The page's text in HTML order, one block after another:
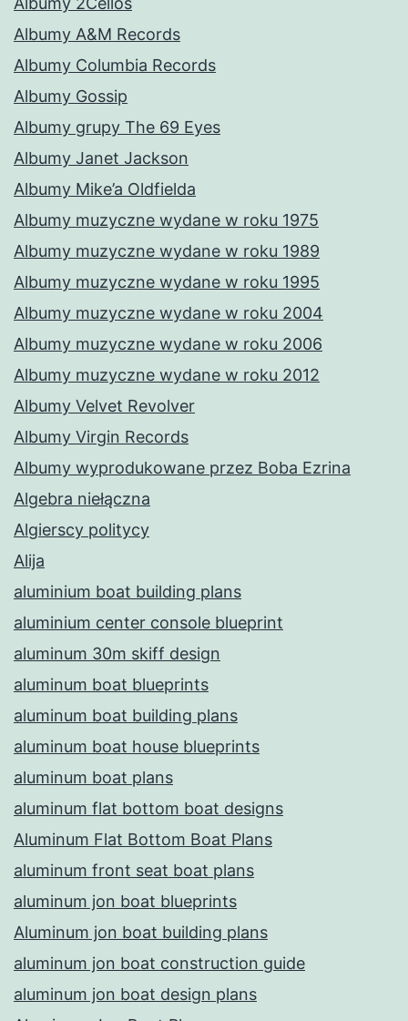
Albumy A&M Records
Albumy Columbia Records
Albumy Gossip
Albumy grupy The 69 Eyes
Albumy Janet Jackson
Albumy Mike’a Oldfielda
Albumy muzyczne wydane w roku 1975
Albumy muzyczne wydane w roku 1989
Albumy muzyczne wydane w roku 1995
Albumy muzyczne wydane w roku 2004
Albumy muzyczne wydane w roku 2006
Albumy muzyczne wydane w roku 2012
Albumy Velvet Revolver
Albumy Virgin Records
Albumy wyprodukowane przez Boba Ezrina
Algebra niełączna
Algierscy politycy
Alija
aluminium boat building plans
aluminium center console blueprint
aluminum 30m skiff design
aluminum boat blueprints
aluminum boat building plans
aluminum boat house blueprints
aluminum boat plans
aluminum flat bottom boat designs
Aluminum Flat Bottom Boat Plans
aluminum front seat boat plans
aluminum jon boat blueprints
Aluminum jon boat building plans
aluminum jon boat construction guide
aluminum jon boat design plans